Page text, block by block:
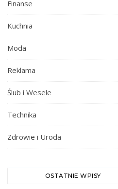
Finanse
Kuchnia
Moda
Reklama
Ślub i Wesele
Technika
Zdrowie i Uroda
OSTATNIE WPISY